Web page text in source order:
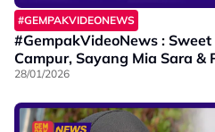
#GEMPAKVIDEONEWS
#GempakVideoNews :
Campur, Sayang Mia Sara &
28/01/2026